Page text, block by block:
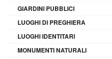
GIARDINI PUBBLICI
LUOGHI DI PREGHIERA
LUOGHI IDENTITARI
MONUMENTI NATURALI